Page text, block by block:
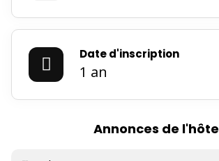
Date d'inscription
1 an
Annonces de l'hôte